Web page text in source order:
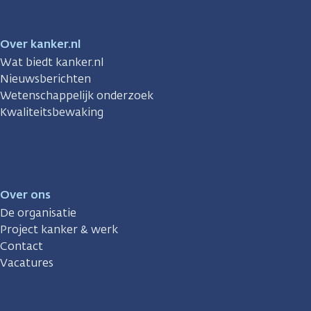
Over kanker.nl
Wat biedt kanker.nl
Nieuwsberichten
Wetenschappelijk onderzoek
Kwaliteitsbewaking
Over ons
De organisatie
Project kanker & werk
Contact
Vacatures